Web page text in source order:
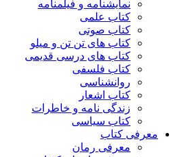
نمایشنامه و فیلمنامه
کتاب علمی
کتاب صوتی
کتاب های تن تن و میلو
کتاب های درسی قدیمی
کتاب فلسفی
روانشناسی
کتاب اشعار
زندگی نامه و خاطرات
کتاب سیاسی
معرفی کتاب
معرفی رمان